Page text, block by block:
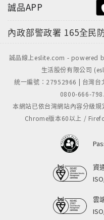
・利尻島
・札幌
・定山渓温泉
・小樽
・洞爺湖
誠品APP
內政部警政署 165全民
誠品線上eslite.com - powered
生活股份有限公司
統一編號：27952966 | 台灣台
0800-666-
本網站已依台灣網站內容分級
Chrome版本60以上 /
資
雲